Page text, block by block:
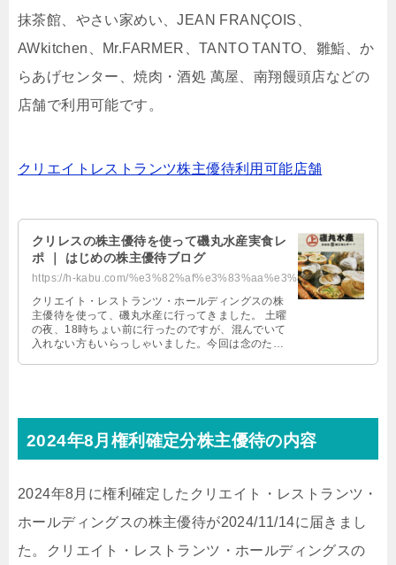
抹茶館、やさい家めい、JEAN FRANÇOIS、
AWkitchen、Mr.FARMER、TANTO TANTO、雛鮨、か
らあげセンター、焼肉・酒処 萬屋、南翔饅頭店などの
店舗で利用可能です。
クリエイトレストランツ株主優待利用可能店舗
クリレスの株主優待を使って磯丸水産実食レ
ポ ｜ はじめの株主優待ブログ
https://h-kabu.com/%e3%82%af%e3%83%aa%e3%83%ac%e3%82%b9%e3%81%ae%e6%a0%aa%e4%...
クリエイト・レストランツ・ホールディングスの株
主優待を使って、磯丸水産に行ってきました。 土曜
の夜、18時ちょい前に行ったのですが、混んでいて
入れない方もいらっしゃいました。今回は念のた
2024年8月権利確定分株主優待の内容
2024年8月に権利確定したクリエイト・レストランツ・
ホールディングスの株主優待が2024/11/14に届きまし
た。クリエイト・レストランツ・ホールディングスの